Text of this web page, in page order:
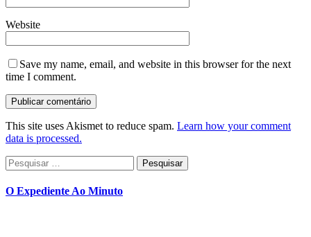
Website
Save my name, email, and website in this browser for the next
time I comment.
This site uses Akismet to reduce spam. Learn how your comment
data is processed.
Pesquisar
por:
O Expediente Ao Minuto